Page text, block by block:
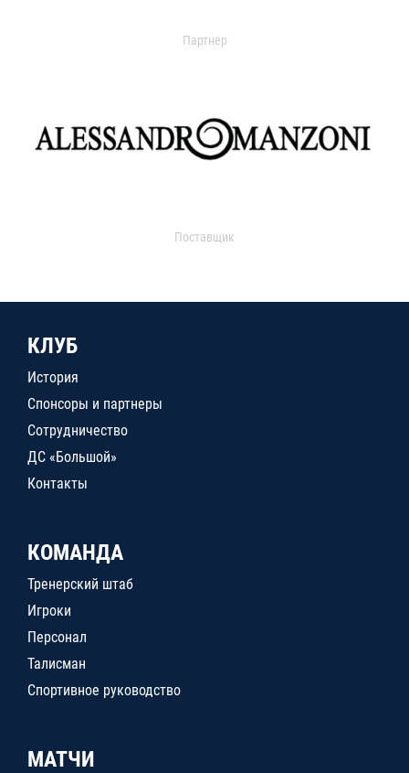
Партнер
Поставщик
КЛУБ
История
Спонсоры и партнеры
Сотрудничество
ДС «Большой»
Контакты
КОМАНДА
Тренерский штаб
Игроки
Персонал
Талисман
Спортивное руководство
МАТЧИ